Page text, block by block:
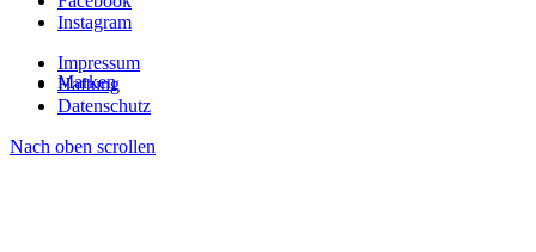
Marken
Instagram
Impressum
Haftung
Datenschutz
Nach oben scrollen